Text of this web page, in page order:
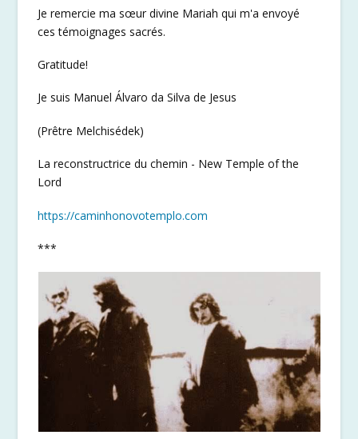
Je remercie ma sœur divine Mariah qui m'a envoyé
ces témoignages sacrés.
Gratitude!
Je suis Manuel Álvaro da Silva de Jesus
(Prêtre Melchisédek)
La reconstructrice du chemin - New Temple of the
Lord
https://caminhonovotemplo.com
***